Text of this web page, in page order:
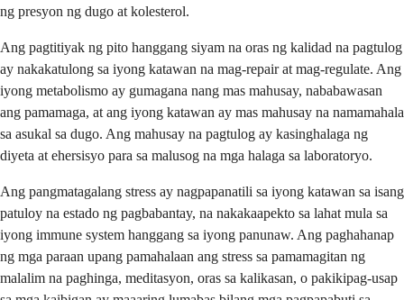
ng presyon ng dugo at kolesterol.
Ang pagtitiyak ng pito hanggang siyam na oras ng kalidad na pagtulog
ay nakakatulong sa iyong katawan na mag-repair at mag-regulate. Ang
iyong metabolismo ay gumagana nang mas mahusay, nababawasan
ang pamamaga, at ang iyong katawan ay mas mahusay na namamahala
sa asukal sa dugo. Ang mahusay na pagtulog ay kasinghalaga ng
diyeta at ehersisyo para sa malusog na mga halaga sa laboratoryo.
Ang pangmatagalang stress ay nagpapanatili sa iyong katawan sa isang
patuloy na estado ng pagbabantay, na nakakaapekto sa lahat mula sa
iyong immune system hanggang sa iyong panunaw. Ang paghahanap
ng mga paraan upang pamahalaan ang stress sa pamamagitan ng
malalim na paghinga, meditasyon, oras sa kalikasan, o pakikipag-usap